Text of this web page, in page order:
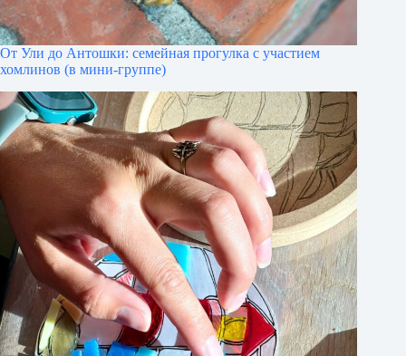
От Ули до Антошки: семейная прогулка с участием
хомлинов (в мини-группе)